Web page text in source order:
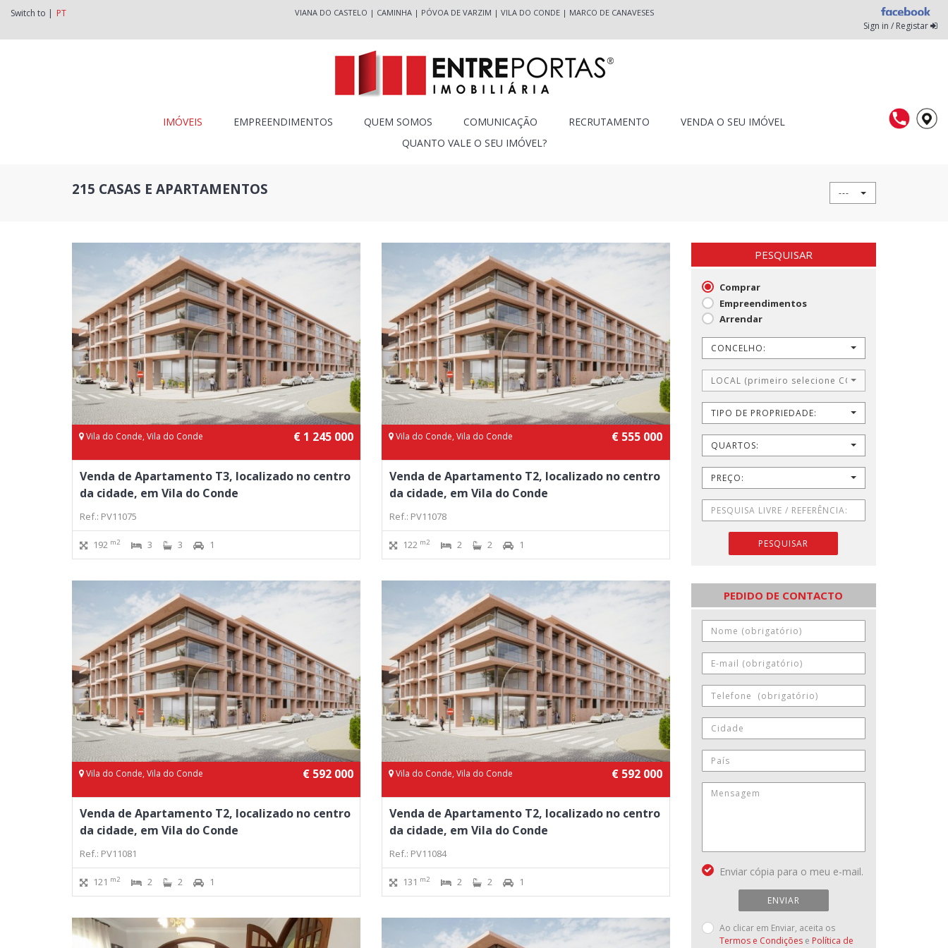
Switch to | PT VIANA DO CASTELO | CAMINHA| PÓVOA DE VARZIM | VILA DO CONDE| MARCO DE CANAVESES
Sign in / Registar
IMÓVEIS EMPREENDIMENTOS QUEM SOMOS COMUNICAÇÃO RECRUTAMENTO
VENDA O SEU IMÓVEL
QUANTO VALE O SEU IMÓVEL?
215 CASAS E APARTAMENTOS ---
Vila do Conde, Vila do Conde € 1 245 000
Venda de Apartamento T3, localizado no centro
da cidade, em Vila do Conde
Ref.: PV11075
192 m2 3 3 1
Vila do Conde, Vila do Conde € 555 000
Venda de Apartamento T2, localizado no centro
da cidade, em Vila do Conde
Ref.: PV11078
122 m2 2 2 1
Vila do Conde, Vila do Conde € 592 000
Venda de Apartamento T2, localizado no centro
da cidade, em Vila do Conde
Ref.: PV11081
121 m2 2 2 1
Vila do Conde, Vila do Conde € 592 000
Venda de Apartamento T2, localizado no centro
da cidade, em Vila do Conde
Ref.: PV11084
131 m2 2 2 1
PESQUISAR
Comprar
Empreendimentos
Arrendar
CONCELHO:
LOCAL (primeiro selecione CONCELHO)
TIPO DE PROPRIEDADE:
QUARTOS:
PREÇO:
PESQUISAR
PEDIDO DE CONTACTO
Enviar cópia para o meu e-mail.
ENVIAR
Ao clicar em Enviar, aceita os
Termos e Condiçõese Política de